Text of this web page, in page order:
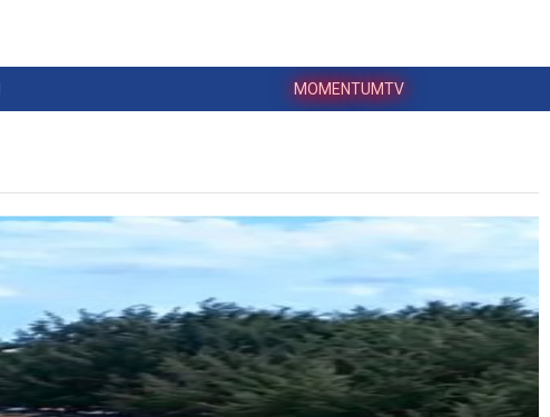
MOMENTUMTV